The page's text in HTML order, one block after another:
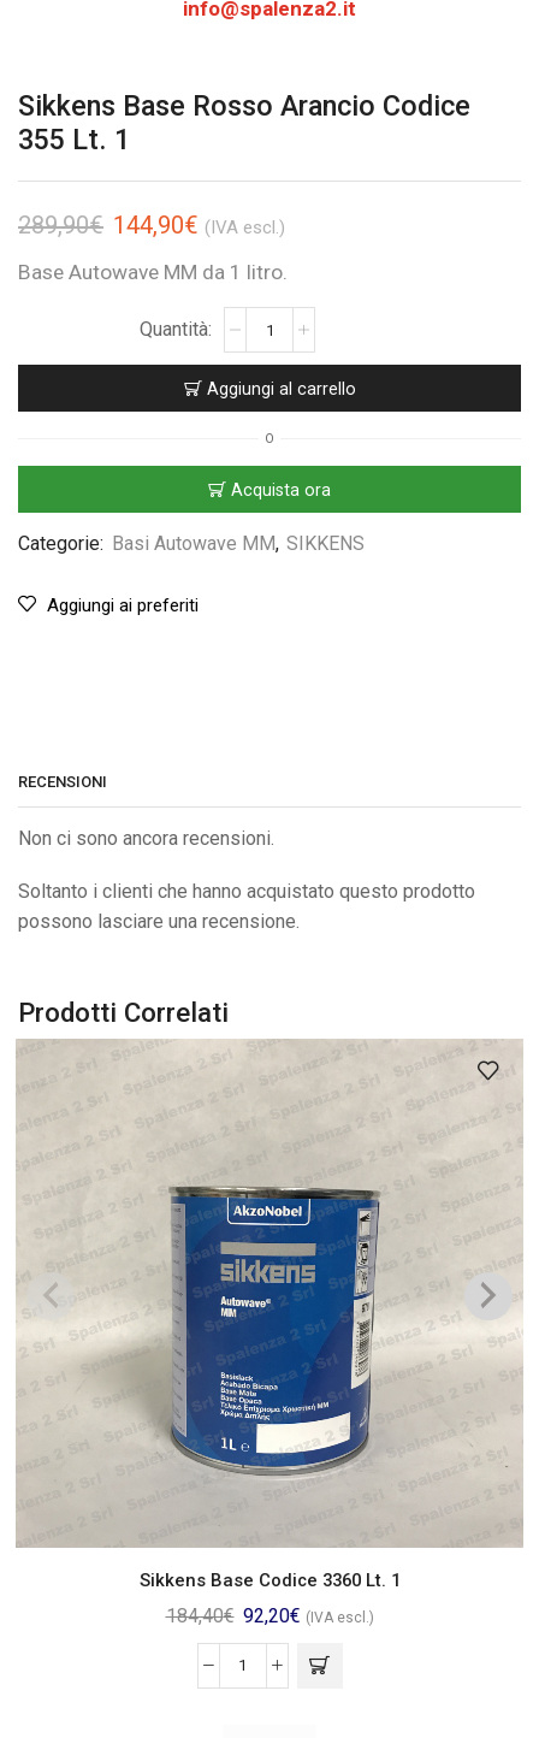
info@spalenza2.it
Sikkens Base Rosso Arancio Codice
355 Lt. 1
289,90€ 144,90€ (IVA escl.)
Base Autowave MM da 1 litro.
Aggiungi al carrello
O
Acquista ora
Categorie: Basi Autowave MM, SIKKENS
Aggiungi ai preferiti
RECENSIONI
Non ci sono ancora recensioni.
Soltanto i clienti che hanno acquistato questo prodotto
possono lasciare una recensione.
Prodotti Correlati
Sikkens Base Codice 3360 Lt. 1
184,40€ 92,20€ (IVA escl.)